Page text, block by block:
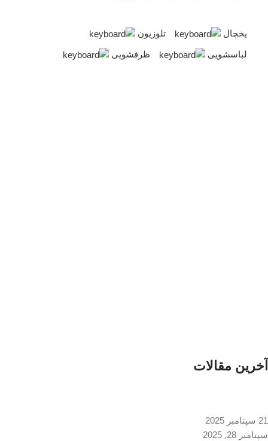
یخچال تلوزیون
لباسشویی ظرفشویی
آخرین مقالات
21 سپتامبر 2025
سپتامبر 28, 2025